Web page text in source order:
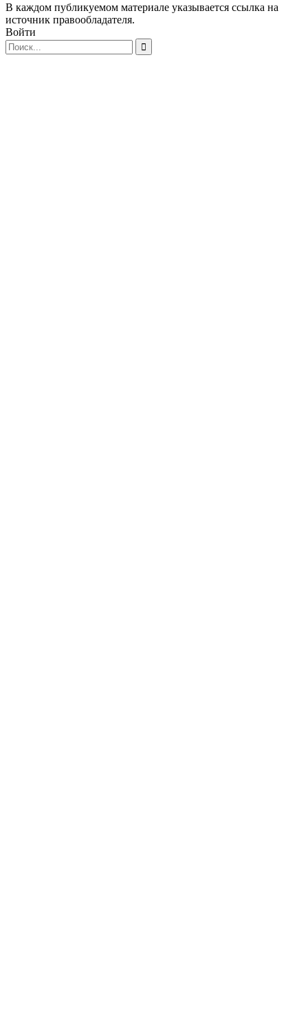
В каждом публикуемом материале указывается ссылка на
источник правообладателя.
Войти